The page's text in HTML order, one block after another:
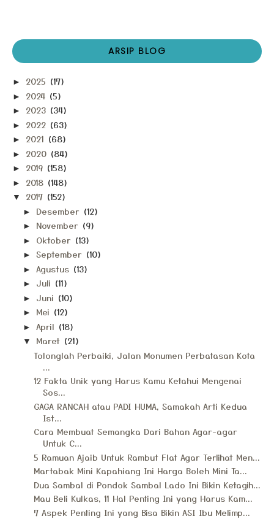
ARSIP BLOG
► 2025 (17)
► 2024 (5)
► 2023 (34)
► 2022 (63)
► 2021 (68)
► 2020 (84)
► 2019 (158)
► 2018 (148)
▼ 2017 (152)
► Desember (12)
► November (9)
► Oktober (13)
► September (10)
► Agustus (13)
► Juli (11)
► Juni (10)
► Mei (12)
► April (18)
▼ Maret (21)
Tolonglah Perbaiki, Jalan Monumen Perbatasan Kota
...
12 Fakta Unik yang Harus Kamu Ketahui Mengenai
Sos...
GAGA RANCAH atau PADI HUMA, Samakah Arti Kedua
Ist...
Cara Membuat Semangka Dari Bahan Agar-agar
Untuk C...
5 Ramuan Ajaib Untuk Rambut Flat Agar Terlihat Men...
Martabak Mini Kapahiang Ini Harga Boleh Mini Ta...
Dua Sambal di Pondok Sambal Lado Ini Bikin Ketagih...
Mau Beli Kulkas, 11 Hal Penting Ini yang Harus Kam...
7 Aspek Penting Ini yang Bisa Bikin ASI Ibu Melimp...